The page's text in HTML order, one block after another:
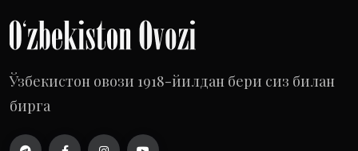
Ўзбекистон овози 1918-йилдан бери сиз билан
бирга